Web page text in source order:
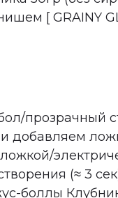
[ GRAINY
прозрачный
добавляем
(≈ 3
боллы